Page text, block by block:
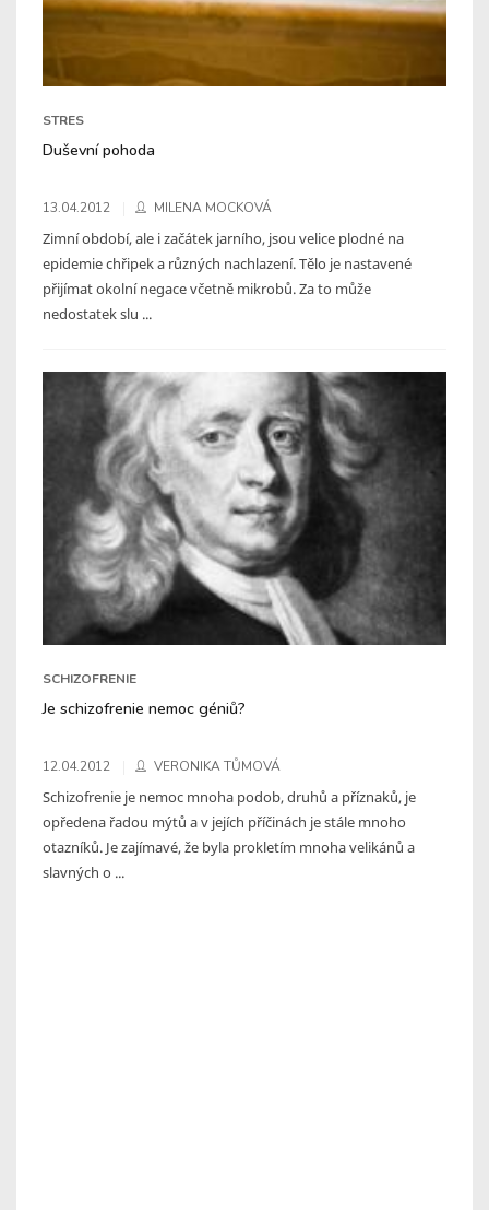
STRES
Duševní pohoda
13.04.2012 MILENA MOCKOVÁ
Zimní období, ale i začátek jarního, jsou velice plodné na
epidemie chřipek a různých nachlazení. Tělo je nastavené
přijímat okolní negace včetně mikrobů. Za to může
nedostatek slu ...
SCHIZOFRENIE
Je schizofrenie nemoc géniů?
12.04.2012 VERONIKA TŮMOVÁ
Schizofrenie je nemoc mnoha podob, druhů a příznaků, je
opředena řadou mýtů a v jejích příčinách je stále mnoho
otazníků. Je zajímavé, že byla prokletím mnoha velikánů a
slavných o ...